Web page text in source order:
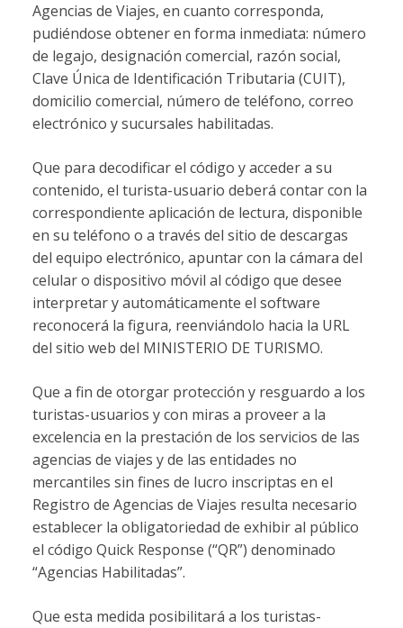
Agencias de Viajes, en cuanto corresponda,
pudiéndose obtener en forma inmediata: número
de legajo, designación comercial, razón social,
Clave Única de Identificación Tributaria (CUIT),
domicilio comercial, número de teléfono, correo
electrónico y sucursales habilitadas.
Que para decodificar el código y acceder a su
contenido, el turista-usuario deberá contar con la
correspondiente aplicación de lectura, disponible
en su teléfono o a través del sitio de descargas
del equipo electrónico, apuntar con la cámara del
celular o dispositivo móvil al código que desee
interpretar y automáticamente el software
reconocerá la figura, reenviándolo hacia la URL
del sitio web del MINISTERIO DE TURISMO.
Que a fin de otorgar protección y resguardo a los
turistas-usuarios y con miras a proveer a la
excelencia en la prestación de los servicios de las
agencias de viajes y de las entidades no
mercantiles sin fines de lucro inscriptas en el
Registro de Agencias de Viajes resulta necesario
establecer la obligatoriedad de exhibir al público
el código Quick Response (“QR”) denominado
“Agencias Habilitadas”.
Que esta medida posibilitará a los turistas-